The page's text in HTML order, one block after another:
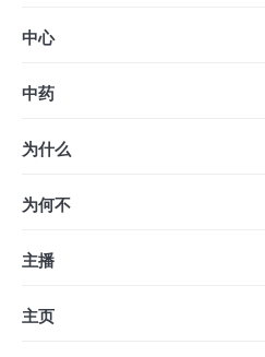
中心
中药
为什么
为何不
主播
主页